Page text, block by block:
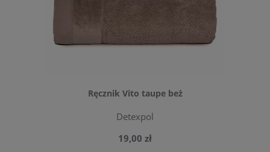
Ręcznik Vito taupe beż
Detexpol
19,00 zł